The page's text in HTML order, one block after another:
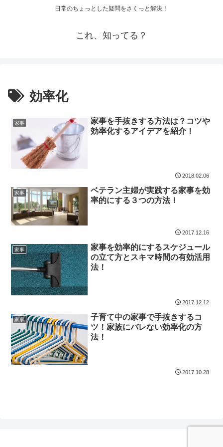
日常のちょっとした疑問をさくっと解決！
これ、知ってる？
効率化
家事
家事を手抜きする方法は？コツや
効率化するアイデアを紹介！
2018.02.06
家事
ベテラン主婦が実践する家事を効
率的にする３つの方法！
2017.12.16
家事
家事を効率的にするスケジュール
の立て方とスキマ時間の有効活用
法！
2017.12.12
家事
子育て中の家事で手抜きするコ
ツ！家族にバレない効率化の方
法！
2017.10.28